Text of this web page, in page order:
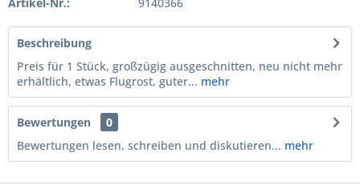
Beschreibung
Preis für 1 Stück, großzügig ausgeschnitten, neu nicht mehr
erhältlich, etwas Flugrost, guter... mehr
Bewertungen
0
Bewertungen lesen, schreiben und diskutieren... mehr